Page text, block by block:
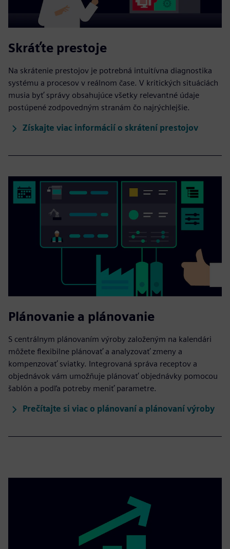
Skráťte prestoje
Na skrátenie prestojov je potrebná intuitívna diagnostika
systému a procesov v reálnom čase. V kritických situáciách
musia byť správy obsahujúce všetky relevantné údaje
postúpené zodpovedným stranám čo najrýchlejšie.
Získajte viac informácií o skrátení prestojov
Plánovanie a plánovanie
S centrálnym plánovaním výroby založeným na kalendári
môžete flexibilne plánovať a analyzovať zmeny a
kompenzovať sviatky. Integrovaná správa receptov a
objednávok vám umožňuje plánovať objednávky pomocou
šablón a podľa potreby meniť parametre.
Prečítajte si viac o plánovaní a plánovaní výroby